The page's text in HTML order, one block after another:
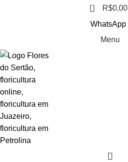
0 R$0,00
WhatsApp
Menu